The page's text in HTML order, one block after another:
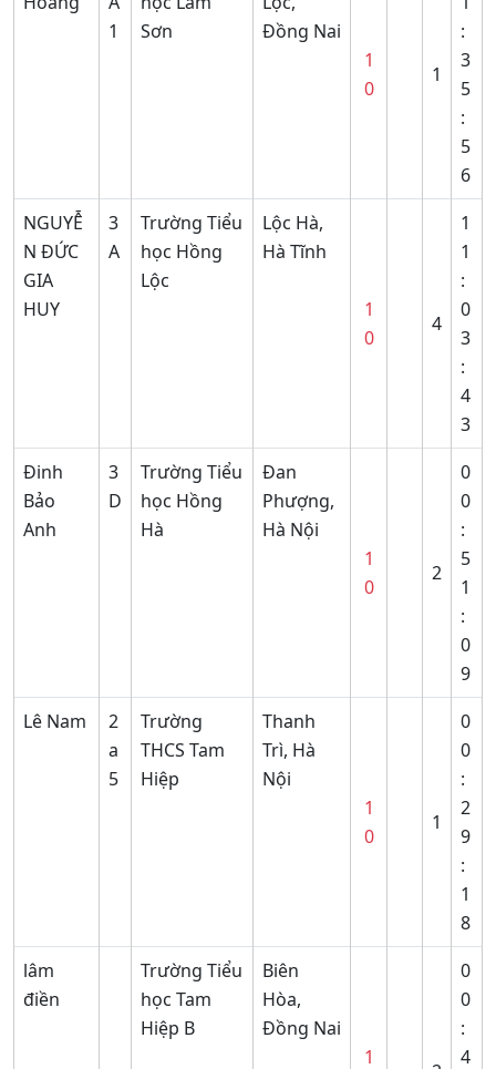
1
Sơn
Đồng Nai
1
0
1
:
3
5
:
5
6
NGUYỄ
N ĐỨC
GIA
HUY
3
A
Trường Tiểu
học Hồng
Lộc
Lộc Hà,
Hà Tĩnh
1
0
4
1
1
:
0
3
:
4
3
Đinh
Bảo
Anh
3
D
Trường Tiểu
học Hồng
Hà
Đan
Phượng,
Hà Nội
1
0
2
0
0
:
5
1
:
0
9
Lê Nam
2
a
5
Trường
THCS Tam
Hiệp
Thanh
Trì, Hà
Nội
1
0
1
0
0
:
2
9
:
1
8
lâm
điền
Trường Tiểu
học Tam
Hiệp B
Biên
Hòa,
Đồng Nai
1
0
0
:
4